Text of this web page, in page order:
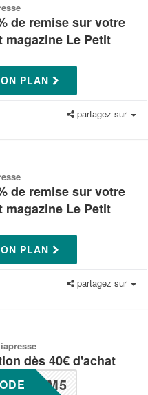
de remise sur votre
magazine Le Petit
PLAN
partagez sur
de remise sur votre
magazine Le Petit
PLAN
partagez sur
dès 40€ d'achat
6M5